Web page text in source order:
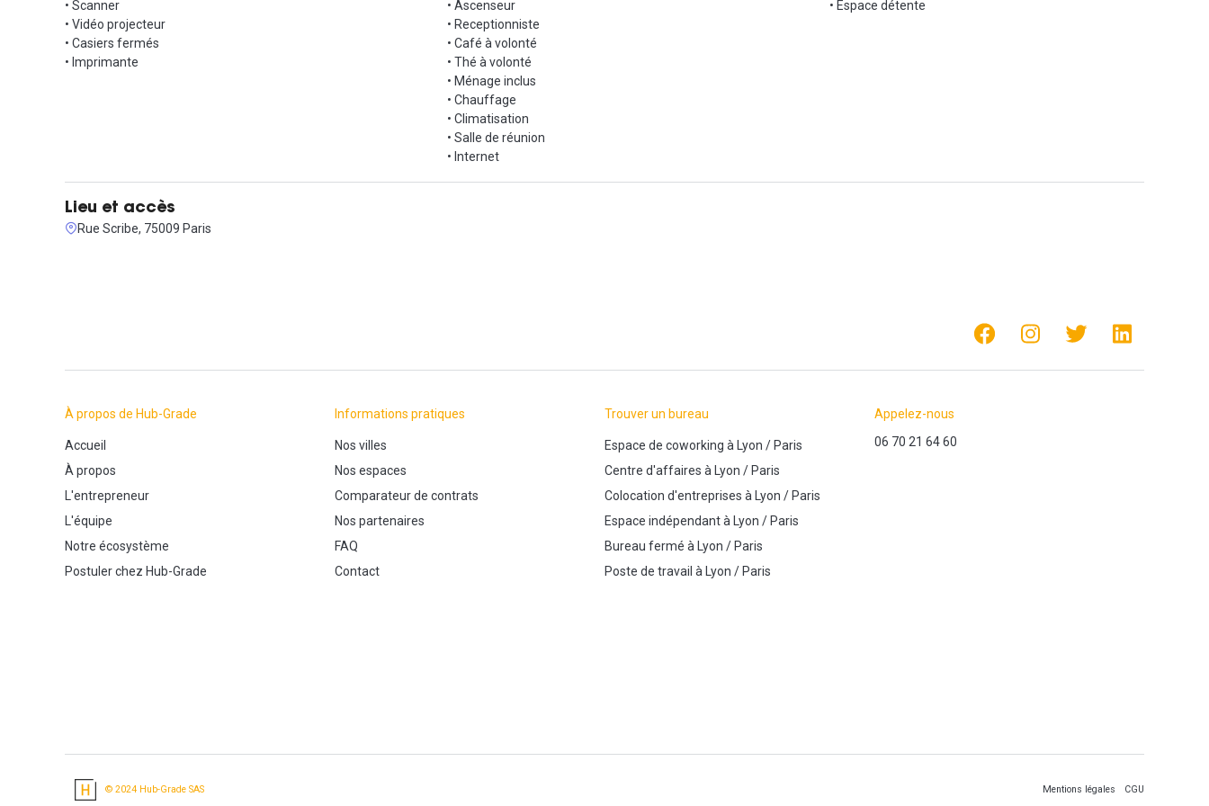
• Scanner
• Vidéo projecteur
• Casiers fermés
• Imprimante
• Ascenseur
• Receptionniste
• Café à volonté
• Thé à volonté
• Ménage inclus
• Chauffage
• Climatisation
• Salle de réunion
• Internet
• Espace détente
Lieu et accès
Rue Scribe, 75009 Paris
À propos de Hub-Grade
Accueil
À propos
L'entrepreneur
L'équipe
Notre écosystème
Postuler chez Hub-Grade
Informations pratiques
Nos villes
Nos espaces
Comparateur de contrats
Nos partenaires
FAQ
Contact
Trouver un bureau
Espace de coworking à Lyon /Paris
Centre d'affaires à Lyon /Paris
Colocation d'entreprises à Lyon /Paris
Espace indépendantà Lyon /Paris
Bureau fermé à Lyon /Paris
Poste de travail à Lyon /Paris
Appelez-nous
06 70 21 64 60
© 2024 Hub-Grade SAS Mentions légales CGU